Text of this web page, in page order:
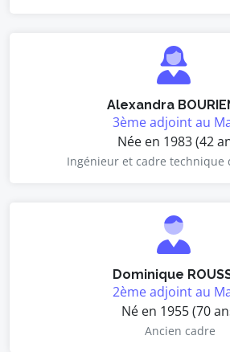
Alexandra
3ème adjoint au
Née en 1983 (42
Ingénieur et cadre technique
Dominique
2ème adjoint au
Né en 1955 (70
Ancien cadre